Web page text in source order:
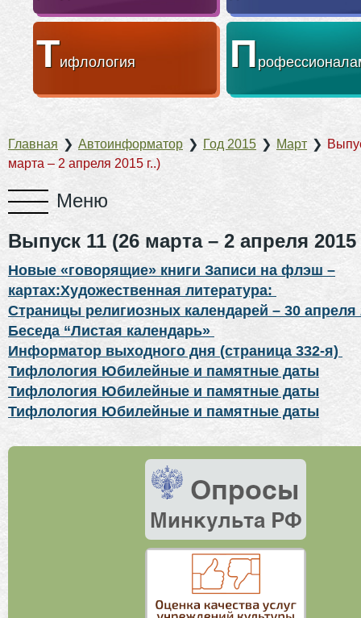
Тифлология П
Главная ❯ Автоинформатор ❯ Год 2015 ❯ Март ❯
марта – 2 апреля 2015 г..)
Выпуск 11 (26 марта – 2 апреля 2015
Новые «говорящие» книги Записи на флэш –
картах:Художественная литература:
Страницы религиозных календарей – 30 апреля
Беседа “Листая календарь»
Информатор выходного дня (страница 332-я)
Тифлология Юбилейные и памятные даты
Тифлология Юбилейные и памятные даты
Тифлология Юбилейные и памятные даты